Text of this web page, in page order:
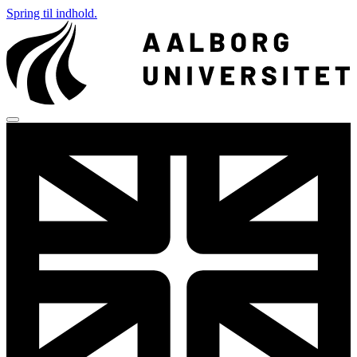
Spring til indhold.